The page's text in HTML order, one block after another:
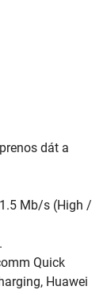
dát a
Mb/s (High /
Quick
Huawei